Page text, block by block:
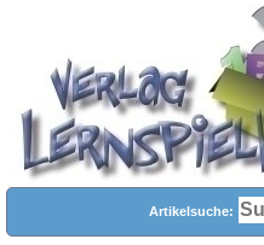
Artikelsuche: